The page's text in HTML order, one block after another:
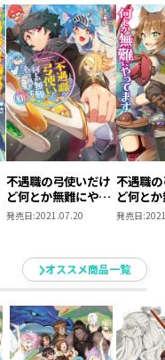
不遇職の弓使いだけ
ど何とか無難にやっ
てます3
発売日:2021.07.20
不遇職
ど何と
てます
発売日:
オススメ商品一覧